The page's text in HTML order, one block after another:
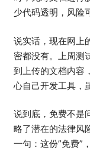
少代码透明，风险
说实话，现在网上
密都没有。上周测
到上传的文档内容
心自己开发工具，
说到底，免费不是
略了潜在的法律风
一句：这份”免费”